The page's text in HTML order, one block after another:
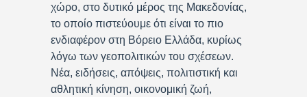
χώρο, στο δυτικό μέρος της Μακεδονίας,
το οποίο πιστεύουμε ότι είναι το πιο
ενδιαφέρον στη Βόρειο Ελλάδα, κυρίως
λόγω των γεοπολιτικών του σχέσεων.
Νέα, ειδήσεις, απόψεις, πολιτιστική και
αθλητική κίνηση, οικονομική ζωή,